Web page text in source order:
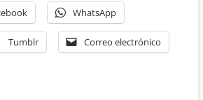
WhatsApp
Tumblr Correo electrónico